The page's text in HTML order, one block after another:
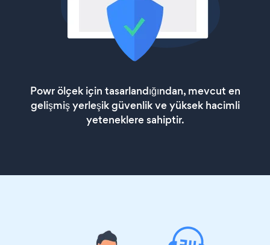
Powr ölçek için tasarlandığından, mevcut en
gelişmiş yerleşik güvenlik ve yüksek hacimli
yeteneklere sahiptir.